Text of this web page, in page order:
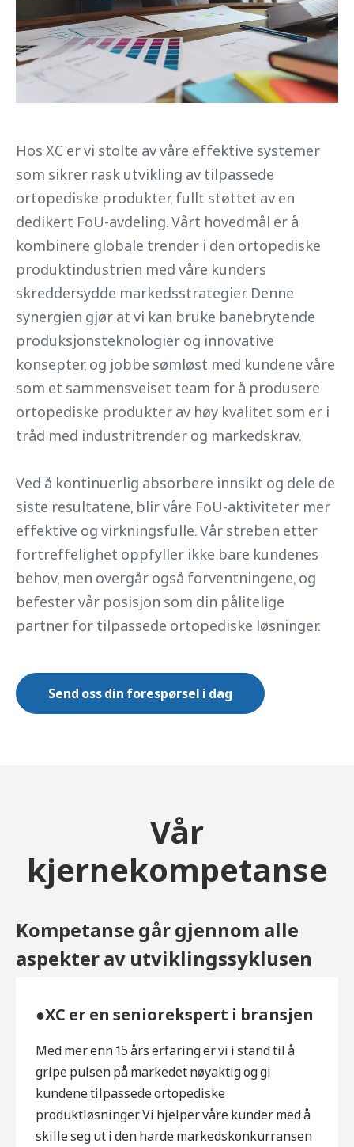
Hos XC er vi stolte av våre effektive systemer
som sikrer rask utvikling av tilpassede
ortopediske produkter, fullt støttet av en
dedikert FoU-avdeling. Vårt hovedmål er å
kombinere globale trender i den ortopediske
produktindustrien med våre kunders
skreddersydde markedsstrategier. Denne
synergien gjør at vi kan bruke banebrytende
produksjonsteknologier og innovative
konsepter, og jobbe sømløst med kundene våre
som et sammensveiset team for å produsere
ortopediske produkter av høy kvalitet som er i
tråd med industritrender og markedskrav.
Ved å kontinuerlig absorbere innsikt og dele de
siste resultatene, blir våre FoU-aktiviteter mer
effektive og virkningsfulle. Vår streben etter
fortreffelighet oppfyller ikke bare kundenes
behov, men overgår også forventningene, og
befester vår posisjon som din pålitelige
partner for tilpassede ortopediske løsninger.
Send oss ​​din forespørsel i dag
Vår
kjernekompetanse
Kompetanse går gjennom alle
aspekter av utviklingssyklusen
●XC er en seniorekspert i bransjen
Med mer enn 15 års erfaring er vi i stand til å
gripe pulsen på markedet nøyaktig og gi
kundene tilpassede ortopediske
produktløsninger. Vi hjelper våre kunder med å
skille seg ut i den harde markedskonkurransen